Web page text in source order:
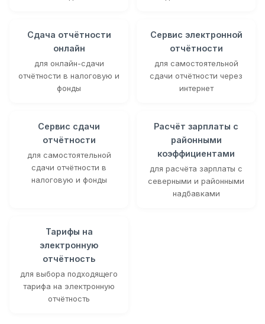
Сдача отчётности
онлайн
для онлайн-сдачи
отчётности в налоговую и
фонды
Сервис электронной
отчётности
для самостоятельной
сдачи отчётности через
интернет
Сервис сдачи
отчётности
для самостоятельной
сдачи отчётности в
налоговую и фонды
Расчёт зарплаты с
районными
коэффициентами
для расчёта зарплаты с
северными и районными
надбавками
Тарифы на
электронную
отчётность
для выбора подходящего
тарифа на электронную
отчётность